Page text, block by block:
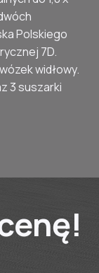
Polskiego
7D.
widłowy.
3 suszarki